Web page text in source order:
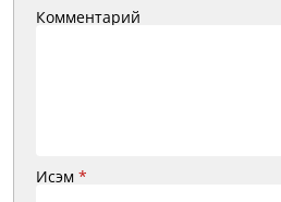
Комментарий
Исэм *